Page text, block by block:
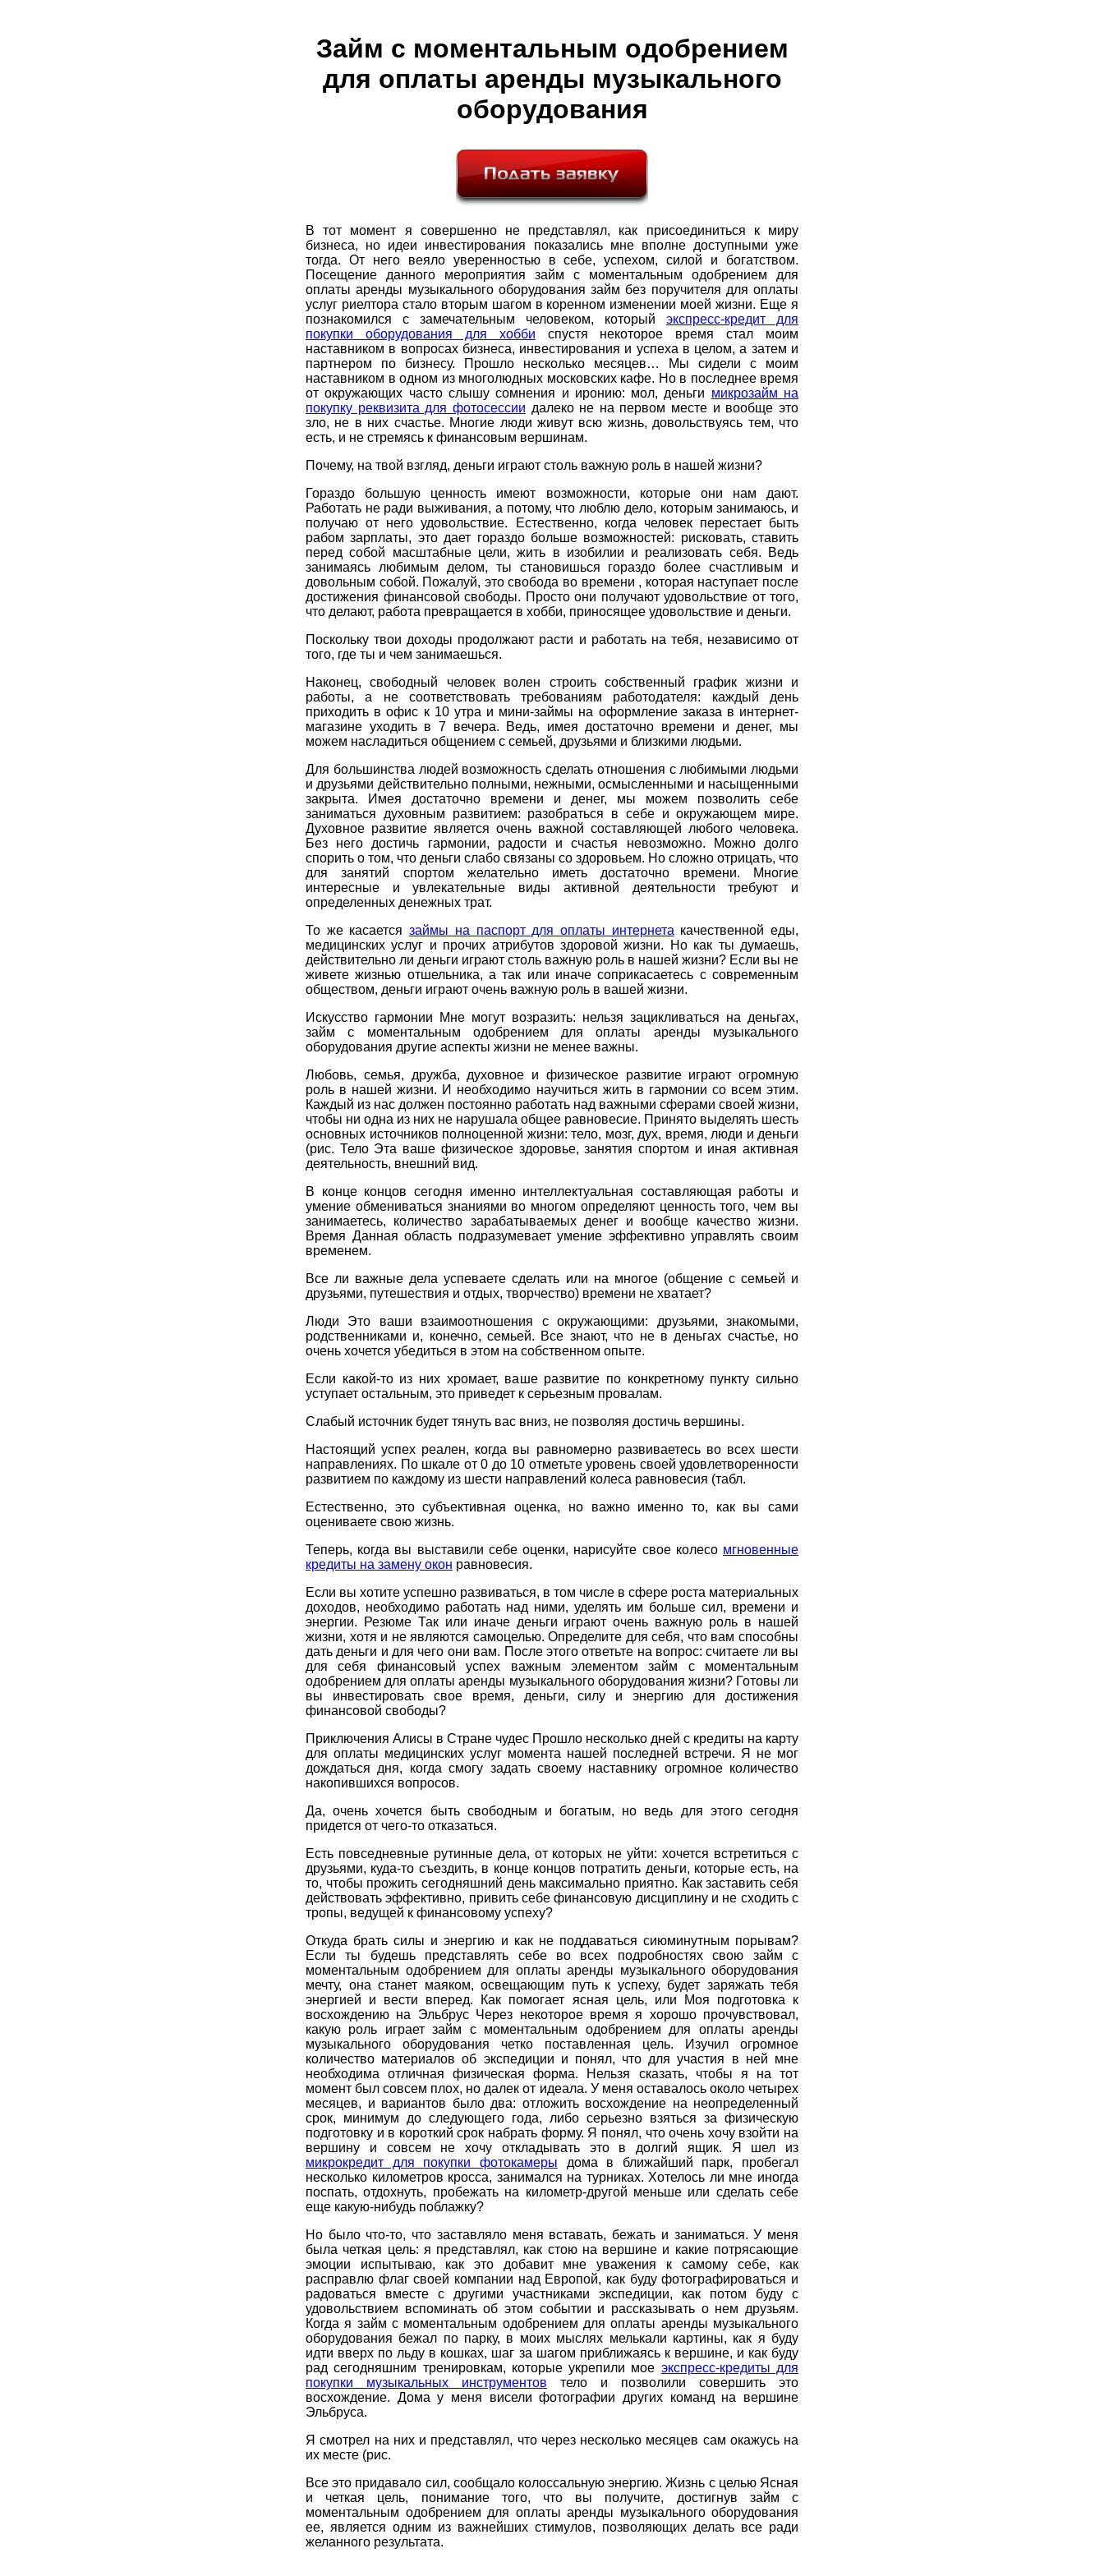
Займ с моментальным одобрением
для оплаты аренды музыкального
оборудования
В тот момент я совершенно не представлял, как присоединиться к миру
бизнеса, но идеи инвестирования показались мне вполне доступными уже
тогда. От него веяло уверенностью в себе, успехом, силой и богатством.
Посещение данного мероприятия займ с моментальным одобрением для
оплаты аренды музыкального оборудования займ без поручителя для оплаты
услуг риелтора стало вторым шагом в коренном изменении моей жизни. Еще я
познакомился с замечательным человеком, который экспресс-кредит для
покупки оборудования для хобби спустя некоторое время стал моим
наставником в вопросах бизнеса, инвестирования и успеха в целом, а затем и
партнером по бизнесу. Прошло несколько месяцев… Мы сидели с моим
наставником в одном из многолюдных московских кафе. Но в последнее время
от окружающих часто слышу сомнения и иронию: мол, деньги микрозайм на
покупку реквизита для фотосессии далеко не на первом месте и вообще это
зло, не в них счастье. Многие люди живут всю жизнь, довольствуясь тем, что
есть, и не стремясь к финансовым вершинам.
Почему, на твой взгляд, деньги играют столь важную роль в нашей жизни?
Гораздо большую ценность имеют возможности, которые они нам дают.
Работать не ради выживания, а потому, что люблю дело, которым занимаюсь, и
получаю от него удовольствие. Естественно, когда человек перестает быть
рабом зарплаты, это дает гораздо больше возможностей: рисковать, ставить
перед собой масштабные цели, жить в изобилии и реализовать себя. Ведь
занимаясь любимым делом, ты становишься гораздо более счастливым и
довольным собой. Пожалуй, это свобода во времени , которая наступает после
достижения финансовой свободы. Просто они получают удовольствие от того,
что делают, работа превращается в хобби, приносящее удовольствие и деньги.
Поскольку твои доходы продолжают расти и работать на тебя, независимо от
того, где ты и чем занимаешься.
Наконец, свободный человек волен строить собственный график жизни и
работы, а не соответствовать требованиям работодателя: каждый день
приходить в офис к 10 утра и мини-займы на оформление заказа в интернет-
магазине уходить в 7 вечера. Ведь, имея достаточно времени и денег, мы
можем насладиться общением с семьей, друзьями и близкими людьми.
Для большинства людей возможность сделать отношения с любимыми людьми
и друзьями действительно полными, нежными, осмысленными и насыщенными
закрыта. Имея достаточно времени и денег, мы можем позволить себе
заниматься духовным развитием: разобраться в себе и окружающем мире.
Духовное развитие является очень важной составляющей любого человека.
Без него достичь гармонии, радости и счастья невозможно. Можно долго
спорить о том, что деньги слабо связаны со здоровьем. Но сложно отрицать, что
для занятий спортом желательно иметь достаточно времени. Многие
интересные и увлекательные виды активной деятельности требуют и
определенных денежных трат.
То же касаетсязаймы на паспорт для оплаты интернета качественной еды,
медицинских услуг и прочих атрибутов здоровой жизни. Но как ты думаешь,
действительно ли деньги играют столь важную роль в нашей жизни? Если вы не
живете жизнью отшельника, а так или иначе соприкасаетесь с современным
обществом, деньги играют очень важную роль в вашей жизни.
Искусство гармонии Мне могут возразить: нельзя зацикливаться на деньгах,
займ с моментальным одобрением для оплаты аренды музыкального
оборудования другие аспекты жизни не менее важны.
Любовь, семья, дружба, духовное и физическое развитие играют огромную
роль в нашей жизни. И необходимо научиться жить в гармонии со всем этим.
Каждый из нас должен постоянно работать над важными сферами своей жизни,
чтобы ни одна из них не нарушала общее равновесие. Принято выделять шесть
основных источников полноценной жизни: тело, мозг, дух, время, люди и деньги
(рис. Тело Эта ваше физическое здоровье, занятия спортом и иная активная
деятельность, внешний вид.
В конце концов сегодня именно интеллектуальная составляющая работы и
умение обмениваться знаниями во многом определяют ценность того, чем вы
занимаетесь, количество зарабатываемых денег и вообще качество жизни.
Время Данная область подразумевает умение эффективно управлять своим
временем.
Все ли важные дела успеваете сделать или на многое (общение с семьей и
друзьями, путешествия и отдых, творчество) времени не хватает?
Люди Это ваши взаимоотношения с окружающими: друзьями, знакомыми,
родственниками и, конечно, семьей. Все знают, что не в деньгах счастье, но
очень хочется убедиться в этом на собственном опыте.
Если какой-то из них хромает, ваше развитие по конкретному пункту сильно
уступает остальным, это приведет к серьезным провалам.
Слабый источник будет тянуть вас вниз, не позволяя достичь вершины.
Настоящий успех реален, когда вы равномерно развиваетесь во всех шести
направлениях. По шкале от 0 до 10 отметьте уровень своей удовлетворенности
развитием по каждому из шести направлений колеса равновесия (табл.
Естественно, это субъективная оценка, но важно именно то, как вы сами
оцениваете свою жизнь.
Теперь, когда вы выставили себе оценки, нарисуйте свое колесо мгновенные
кредиты на замену окон равновесия.
Если вы хотите успешно развиваться, в том числе в сфере роста материальных
доходов, необходимо работать над ними, уделять им больше сил, времени и
энергии. Резюме Так или иначе деньги играют очень важную роль в нашей
жизни, хотя и не являются самоцелью. Определите для себя, что вам способны
дать деньги и для чего они вам. После этого ответьте на вопрос: считаете ли вы
для себя финансовый успех важным элементом займ с моментальным
одобрением для оплаты аренды музыкального оборудования жизни? Готовы ли
вы инвестировать свое время, деньги, силу и энергию для достижения
финансовой свободы?
Приключения Алисы в Стране чудес Прошло несколько дней с кредиты на карту
для оплаты медицинских услуг момента нашей последней встречи. Я не мог
дождаться дня, когда смогу задать своему наставнику огромное количество
накопившихся вопросов.
Да, очень хочется быть свободным и богатым, но ведь для этого сегодня
придется от чего-то отказаться.
Есть повседневные рутинные дела, от которых не уйти: хочется встретиться с
друзьями, куда-то съездить, в конце концов потратить деньги, которые есть, на
то, чтобы прожить сегодняшний день максимально приятно. Как заставить себя
действовать эффективно, привить себе финансовую дисциплину и не сходить с
тропы, ведущей к финансовому успеху?
Откуда брать силы и энергию и как не поддаваться сиюминутным порывам?
Если ты будешь представлять себе во всех подробностях свою займ с
моментальным одобрением для оплаты аренды музыкального оборудования
мечту, она станет маяком, освещающим путь к успеху, будет заряжать тебя
энергией и вести вперед. Как помогает ясная цель, или Моя подготовка к
восхождению на Эльбрус Через некоторое время я хорошо прочувствовал,
какую роль играет займ с моментальным одобрением для оплаты аренды
музыкального оборудования четко поставленная цель. Изучил огромное
количество материалов об экспедиции и понял, что для участия в ней мне
необходима отличная физическая форма. Нельзя сказать, чтобы я на тот
момент был совсем плох, но далек от идеала. У меня оставалось около четырех
месяцев, и вариантов было два: отложить восхождение на неопределенный
срок, минимум до следующего года, либо серьезно взяться за физическую
подготовку и в короткий срок набрать форму. Я понял, что очень хочу взойти на
вершину и совсем не хочу откладывать это в долгий ящик. Я шел из
микрокредит для покупки фотокамеры дома в ближайший парк, пробегал
несколько километров кросса, занимался на турниках. Хотелось ли мне иногда
поспать, отдохнуть, пробежать на километр-другой меньше или сделать себе
еще какую-нибудь поблажку?
Но было что-то, что заставляло меня вставать, бежать и заниматься. У меня
была четкая цель: я представлял, как стою на вершине и какие потрясающие
эмоции испытываю, как это добавит мне уважения к самому себе, как
расправлю флаг своей компании над Европой, как буду фотографироваться и
радоваться вместе с другими участниками экспедиции, как потом буду с
удовольствием вспоминать об этом событии и рассказывать о нем друзьям.
Когда я займ с моментальным одобрением для оплаты аренды музыкального
оборудования бежал по парку, в моих мыслях мелькали картины, как я буду
идти вверх по льду в кошках, шаг за шагом приближаясь к вершине, и как буду
рад сегодняшним тренировкам, которые укрепили мое экспресс-кредиты для
покупки музыкальных инструментов тело и позволили совершить это
восхождение. Дома у меня висели фотографии других команд на вершине
Эльбруса.
Я смотрел на них и представлял, что через несколько месяцев сам окажусь на
их месте (рис.
Все это придавало сил, сообщало колоссальную энергию. Жизнь с целью Ясная
и четкая цель, понимание того, что вы получите, достигнув займ с
моментальным одобрением для оплаты аренды музыкального оборудования
ее, является одним из важнейших стимулов, позволяющих делать все ради
желанного результата.